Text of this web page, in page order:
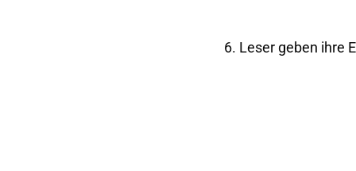
6. Leser geben ihre